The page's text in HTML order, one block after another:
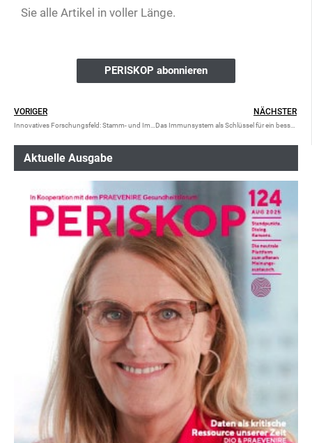
Sie alle Artikel in voller Länge.
PERISKOP abonnieren
VORIGER NÄCHSTER
Aktuelle Ausgabe